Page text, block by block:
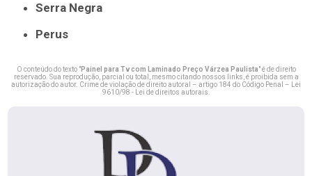
Serra Negra
Perus
O conteúdo do texto "Painel para Tv com Laminado Preço Várzea Paulista" é de direito
reservado. Sua reprodução, parcial ou total, mesmo citando nossos links, é proibida sem a
autorização do autor. Crime de violação de direito autoral – artigo 184 do Código Penal –
Lei
9610/98 - Lei de direitos autorais